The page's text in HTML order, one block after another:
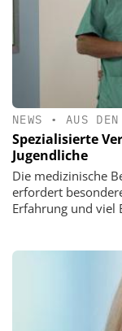
NEWS • AUS
Spezialisierte
Jugendliche
Die medizinische
erfordert
Erfahrung und viel